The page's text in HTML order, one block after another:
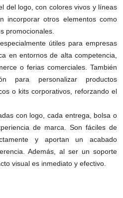
del logo, con colores vivos y líneas
incorporar otros elementos como
promocionales.
útiles para empresas
en entornos de alta competencia,
o ferias comerciales. También
para personalizar productos
o kits corporativos, reforzando el
con logo, cada entrega, bolsa o
de marca. Son fáciles de
y aportan un acabado
Además, al ser un soporte
visual es inmediato y efectivo.